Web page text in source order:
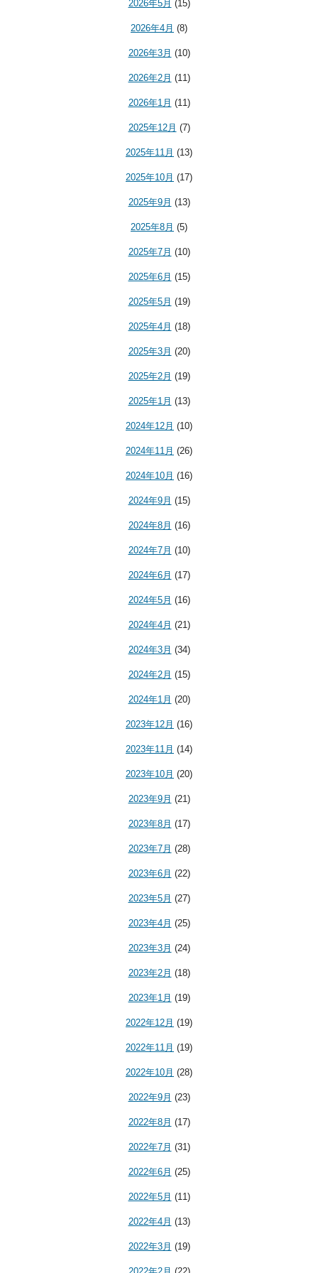
2026年5月 (15)
2026年4月 (8)
2026年3月 (10)
2026年2月 (11)
2026年1月 (11)
2025年12月 (7)
2025年11月 (13)
2025年10月 (17)
2025年9月 (13)
2025年8月 (5)
2025年7月 (10)
2025年6月 (15)
2025年5月 (19)
2025年4月 (18)
2025年3月 (20)
2025年2月 (19)
2025年1月 (13)
2024年12月 (10)
2024年11月 (26)
2024年10月 (16)
2024年9月 (15)
2024年8月 (16)
2024年7月 (10)
2024年6月 (17)
2024年5月 (16)
2024年4月 (21)
2024年3月 (34)
2024年2月 (15)
2024年1月 (20)
2023年12月 (16)
2023年11月 (14)
2023年10月 (20)
2023年9月 (21)
2023年8月 (17)
2023年7月 (28)
2023年6月 (22)
2023年5月 (27)
2023年4月 (25)
2023年3月 (24)
2023年2月 (18)
2023年1月 (19)
2022年12月 (19)
2022年11月 (19)
2022年10月 (28)
2022年9月 (23)
2022年8月 (17)
2022年7月 (31)
2022年6月 (25)
2022年5月 (11)
2022年4月 (13)
2022年3月 (19)